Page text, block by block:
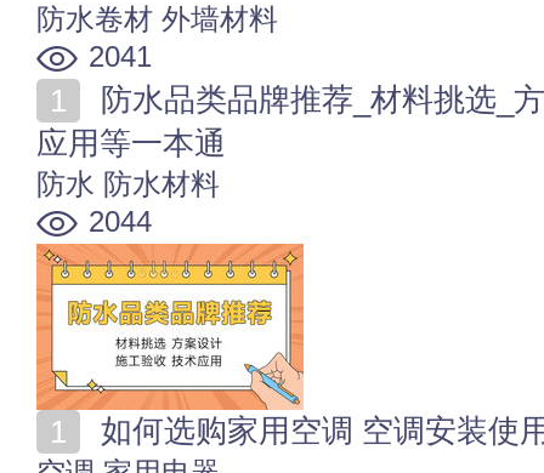
防水卷材 外墙材料
2041
应用等一本通
防水 防水材料
2044
如何选购家用空调 空调安装使